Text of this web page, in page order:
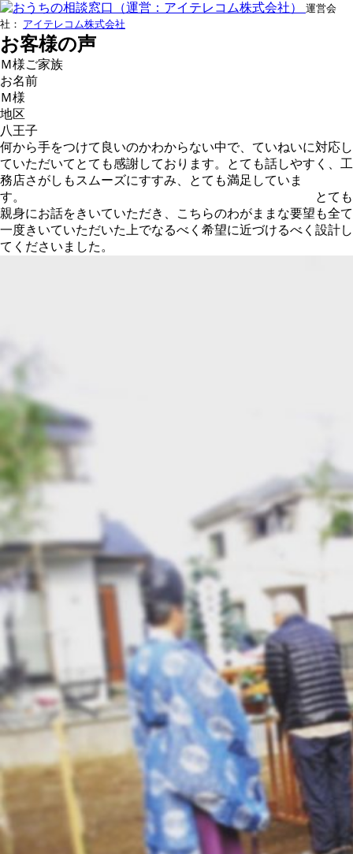
運営会
社： アイテレコム株式会社
お客様の声
Ｍ様ご家族
お名前
Ｍ様
地区
八王子
何から手をつけて良いのかわからない中で、ていねいに対応し
ていただいてとても感謝しております。とても話しやすく、工
務店さがしもスムーズにすすみ、とても満足していま
す。 とても
親身にお話をきいていただき、こちらのわがままな要望も全て
一度きいていただいた上でなるべく希望に近づけるべく設計し
てくださいました。